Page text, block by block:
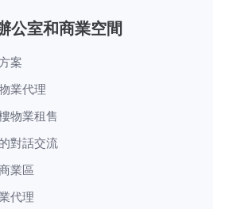
公室和商業空間
案
業代理
物業租售
對話交流
業區
代理